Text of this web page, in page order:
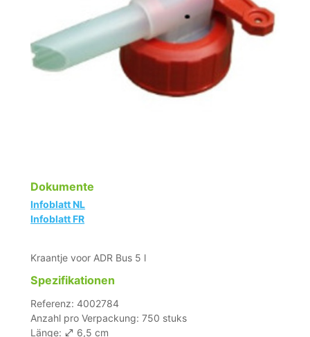
Dokumente
Infoblatt NL
Infoblatt FR
Kraantje voor ADR Bus 5 l
Spezifikationen
Referenz: 4002784
Anzahl pro Verpackung: 750 stuks
Länge:
6,5 cm